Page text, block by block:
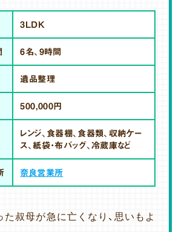
3LDK
6名、9時間
遺品整理
500,000円
レンジ、食器棚、食器類、収納ケー
ス、紙袋・布バッグ、冷蔵庫など
奈良営業所
た叔母が急に亡くなり、思いもよ